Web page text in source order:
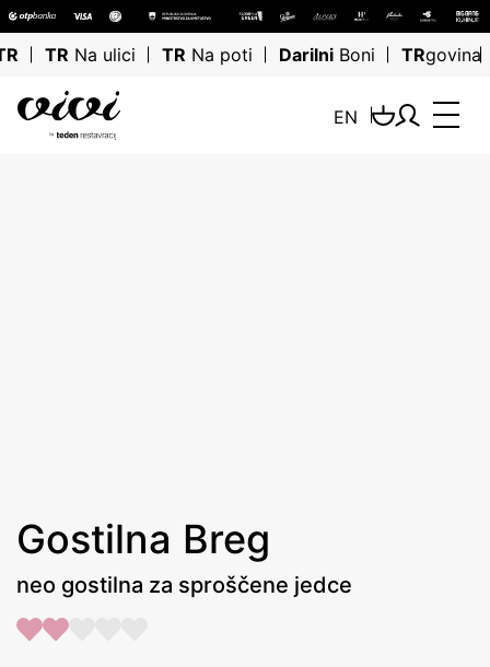
TR Na ulici TR Na poti Darilni Boni TRgovina
EN
Gostilna Breg
neo gostilna za sproščene jedce